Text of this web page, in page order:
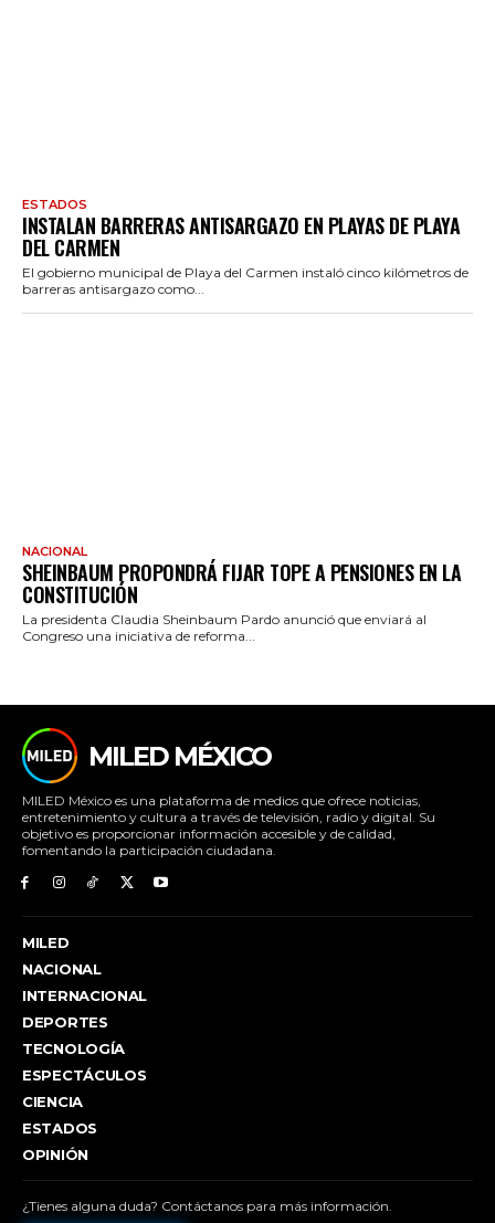
ESTADOS
INSTALAN BARRERAS ANTISARGAZO EN PLAYAS DE PLAYA
DEL CARMEN
El gobierno municipal de Playa del Carmen instaló cinco kilómetros de
barreras antisargazo como...
NACIONAL
SHEINBAUM PROPONDRÁ FIJAR TOPE A PENSIONES EN LA
CONSTITUCIÓN
La presidenta Claudia Sheinbaum Pardo anunció que enviará al
Congreso una iniciativa de reforma...
MILED MÉXICO
MILED México es una plataforma de medios que ofrece noticias,
entretenimiento y cultura a través de televisión, radio y digital. Su
objetivo es proporcionar información accesible y de calidad,
fomentando la participación ciudadana.
MILED
NACIONAL
INTERNACIONAL
DEPORTES
TECNOLOGÍA
ESPECTÁCULOS
CIENCIA
ESTADOS
OPINIÓN
¿Tienes alguna duda? Contáctanos para más información.